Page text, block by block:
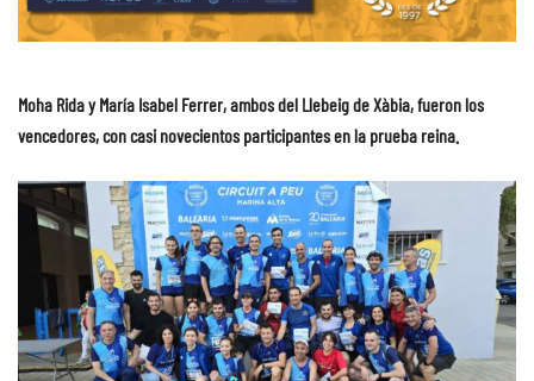
Moha Rida y María Isabel Ferrer, ambos del Llebeig de Xàbia, fueron los
vencedores, con casi novecientos participantes en la prueba reina.